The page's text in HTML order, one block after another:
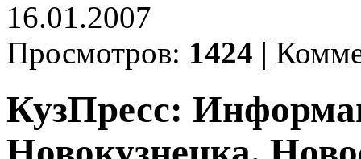
16.01.2007
Просмотров: 1424 |
КузПресс: